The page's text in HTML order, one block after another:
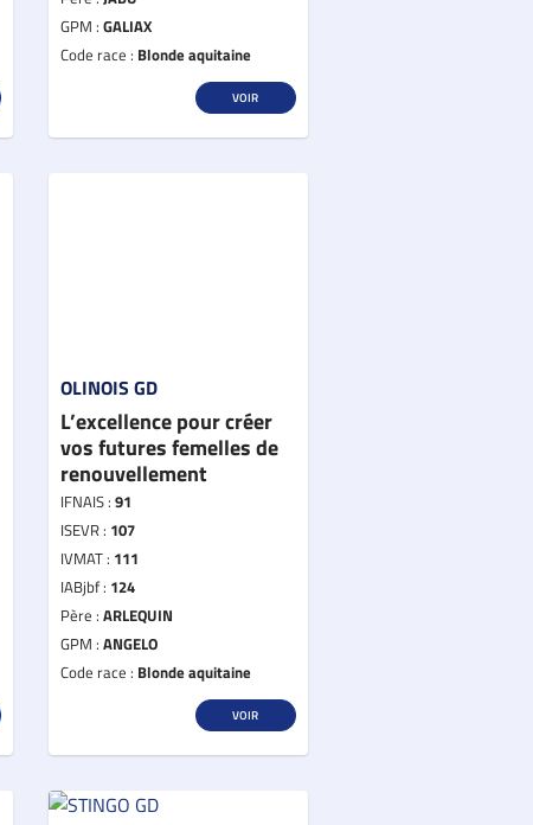
GPM :GALIAX
Code race : Blonde aquitaine
VOIR
OLINOIS GD
L’excellence pour créer
vos futures femelles de
renouvellement
IFNAIS :91
ISEVR : 107
IVMAT : 111
IABjbf : 124
Père :ARLEQUIN
GPM :ANGELO
Code race : Blonde aquitaine
VOIR